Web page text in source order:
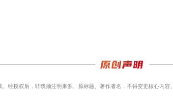
经授权后，转载须注明来源、原标题、著作者名，不得变更核心内容。